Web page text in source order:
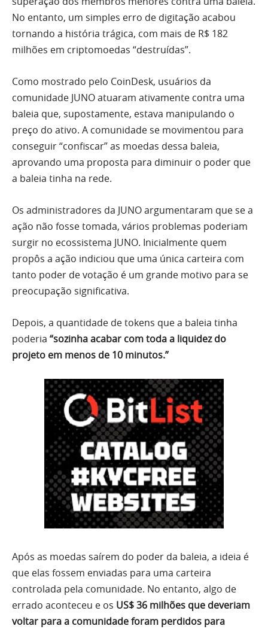
No entanto, um simples erro de digitação acabou
tornando a história trágica, com mais de R$ 182
milhões em criptomoedas “destruídas”.
Como mostrado pelo CoinDesk, usuários da
comunidade JUNO atuaram ativamente contra uma
baleia que, supostamente, estava manipulando o
preço do ativo. A comunidade se movimentou para
conseguir “confiscar” as moedas dessa baleia,
aprovando uma proposta para diminuir o poder que
a baleia tinha na rede.
Os administradores da JUNO argumentaram que se a
ação não fosse tomada, vários problemas poderiam
surgir no ecossistema JUNO. Inicialmente quem
propôs a ação indiciou que uma única carteira com
tanto poder de votação é um grande motivo para se
preocupação significativa.
Depois, a quantidade de tokens que a baleia tinha
poderia “sozinha acabar com toda a liquidez do
projeto em menos de 10 minutos.”
Após as moedas saírem do poder da baleia, a ideia é
que elas fossem enviadas para uma carteira
controlada pela comunidade. No entanto, algo de
errado aconteceu e os US$ 36 milhões que deveriam
voltar para a comunidade foram perdidos para